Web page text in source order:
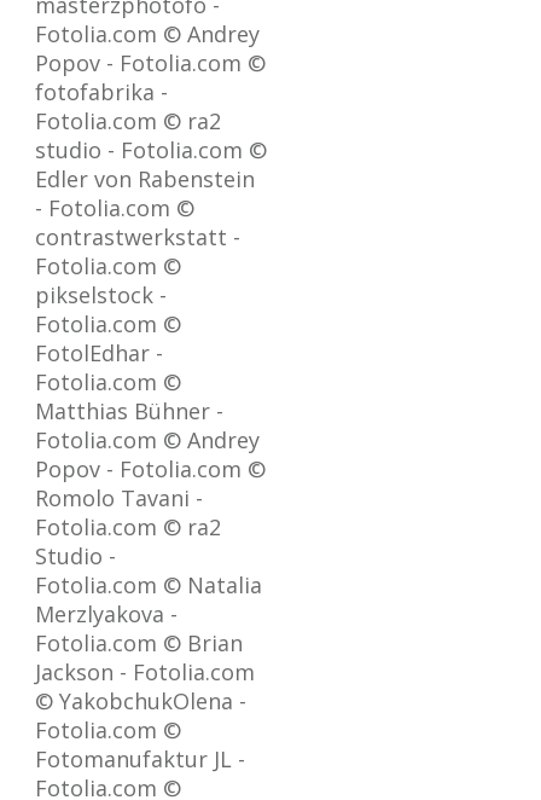
Fotolia.com © Andrey
Popov - Fotolia.com ©
fotofabrika -
Fotolia.com © ra2
studio - Fotolia.com ©
Edler von Rabenstein
- Fotolia.com ©
contrastwerkstatt -
Fotolia.com ©
pikselstock -
Fotolia.com ©
FotolEdhar -
Fotolia.com ©
Matthias Bühner -
Fotolia.com © Andrey
Popov - Fotolia.com ©
Romolo Tavani -
Fotolia.com © ra2
Studio -
Fotolia.com © Natalia
Merzlyakova -
Fotolia.com © Brian
Jackson - Fotolia.com
© YakobchukOlena -
Fotolia.com ©
Fotomanufaktur JL -
Fotolia.com ©